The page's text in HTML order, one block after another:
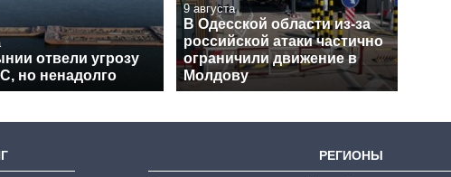
отвели угрозу
но ненадолго
9 августа
В Одесской области из-за
российской атаки частично
ограничили движение в
Молдову
РЕГИОНЫ